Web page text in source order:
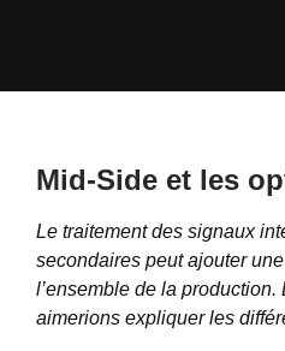
Mid-Side et les
Le traitement des signaux
secondaires peut ajouter
l’ensemble de la
aimerions expliquer les